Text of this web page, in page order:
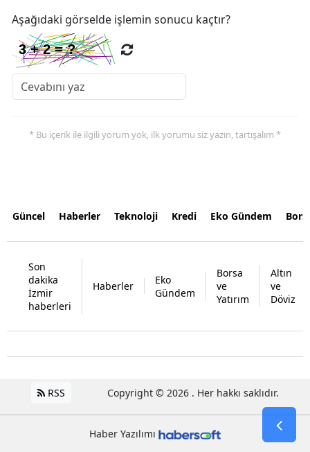
Aşağıdaki görselde işlemin sonucu kaçtır?
* Bu içerik ile ilgili yorum yok, ilk yorumu siz yazın, tartışalım *
Güncel Haberler Teknoloji Kredi Eko Gündem
Son
dakika
İzmir
haberleri
Haberler
Eko
Gündem
Borsa
ve
Yatırım
Altın
ve
Döviz
RSS Copyright © 2026 . Her hakkı saklıdır.
Haber Yazılımı